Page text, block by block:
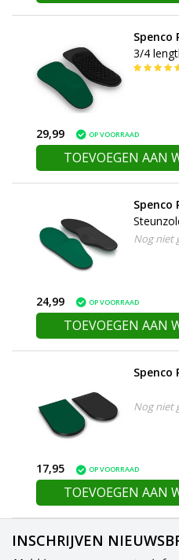
Spenco
3/4
29,99 OP VOORRAAD
TOEVOEGEN AAN
Spenco
Nog niet
24,99 OP VOORRAAD
TOEVOEGEN AAN
Spenco
Nog niet
17,95 OP VOORRAAD
TOEVOEGEN AAN
INSCHRIJVEN